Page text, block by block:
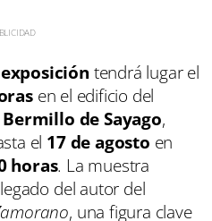
tendrá lugar el
en el edificio del
Bermillo de Sayago,
el 17 de agosto en
horas. La muestra
del autor del
, una figura clave